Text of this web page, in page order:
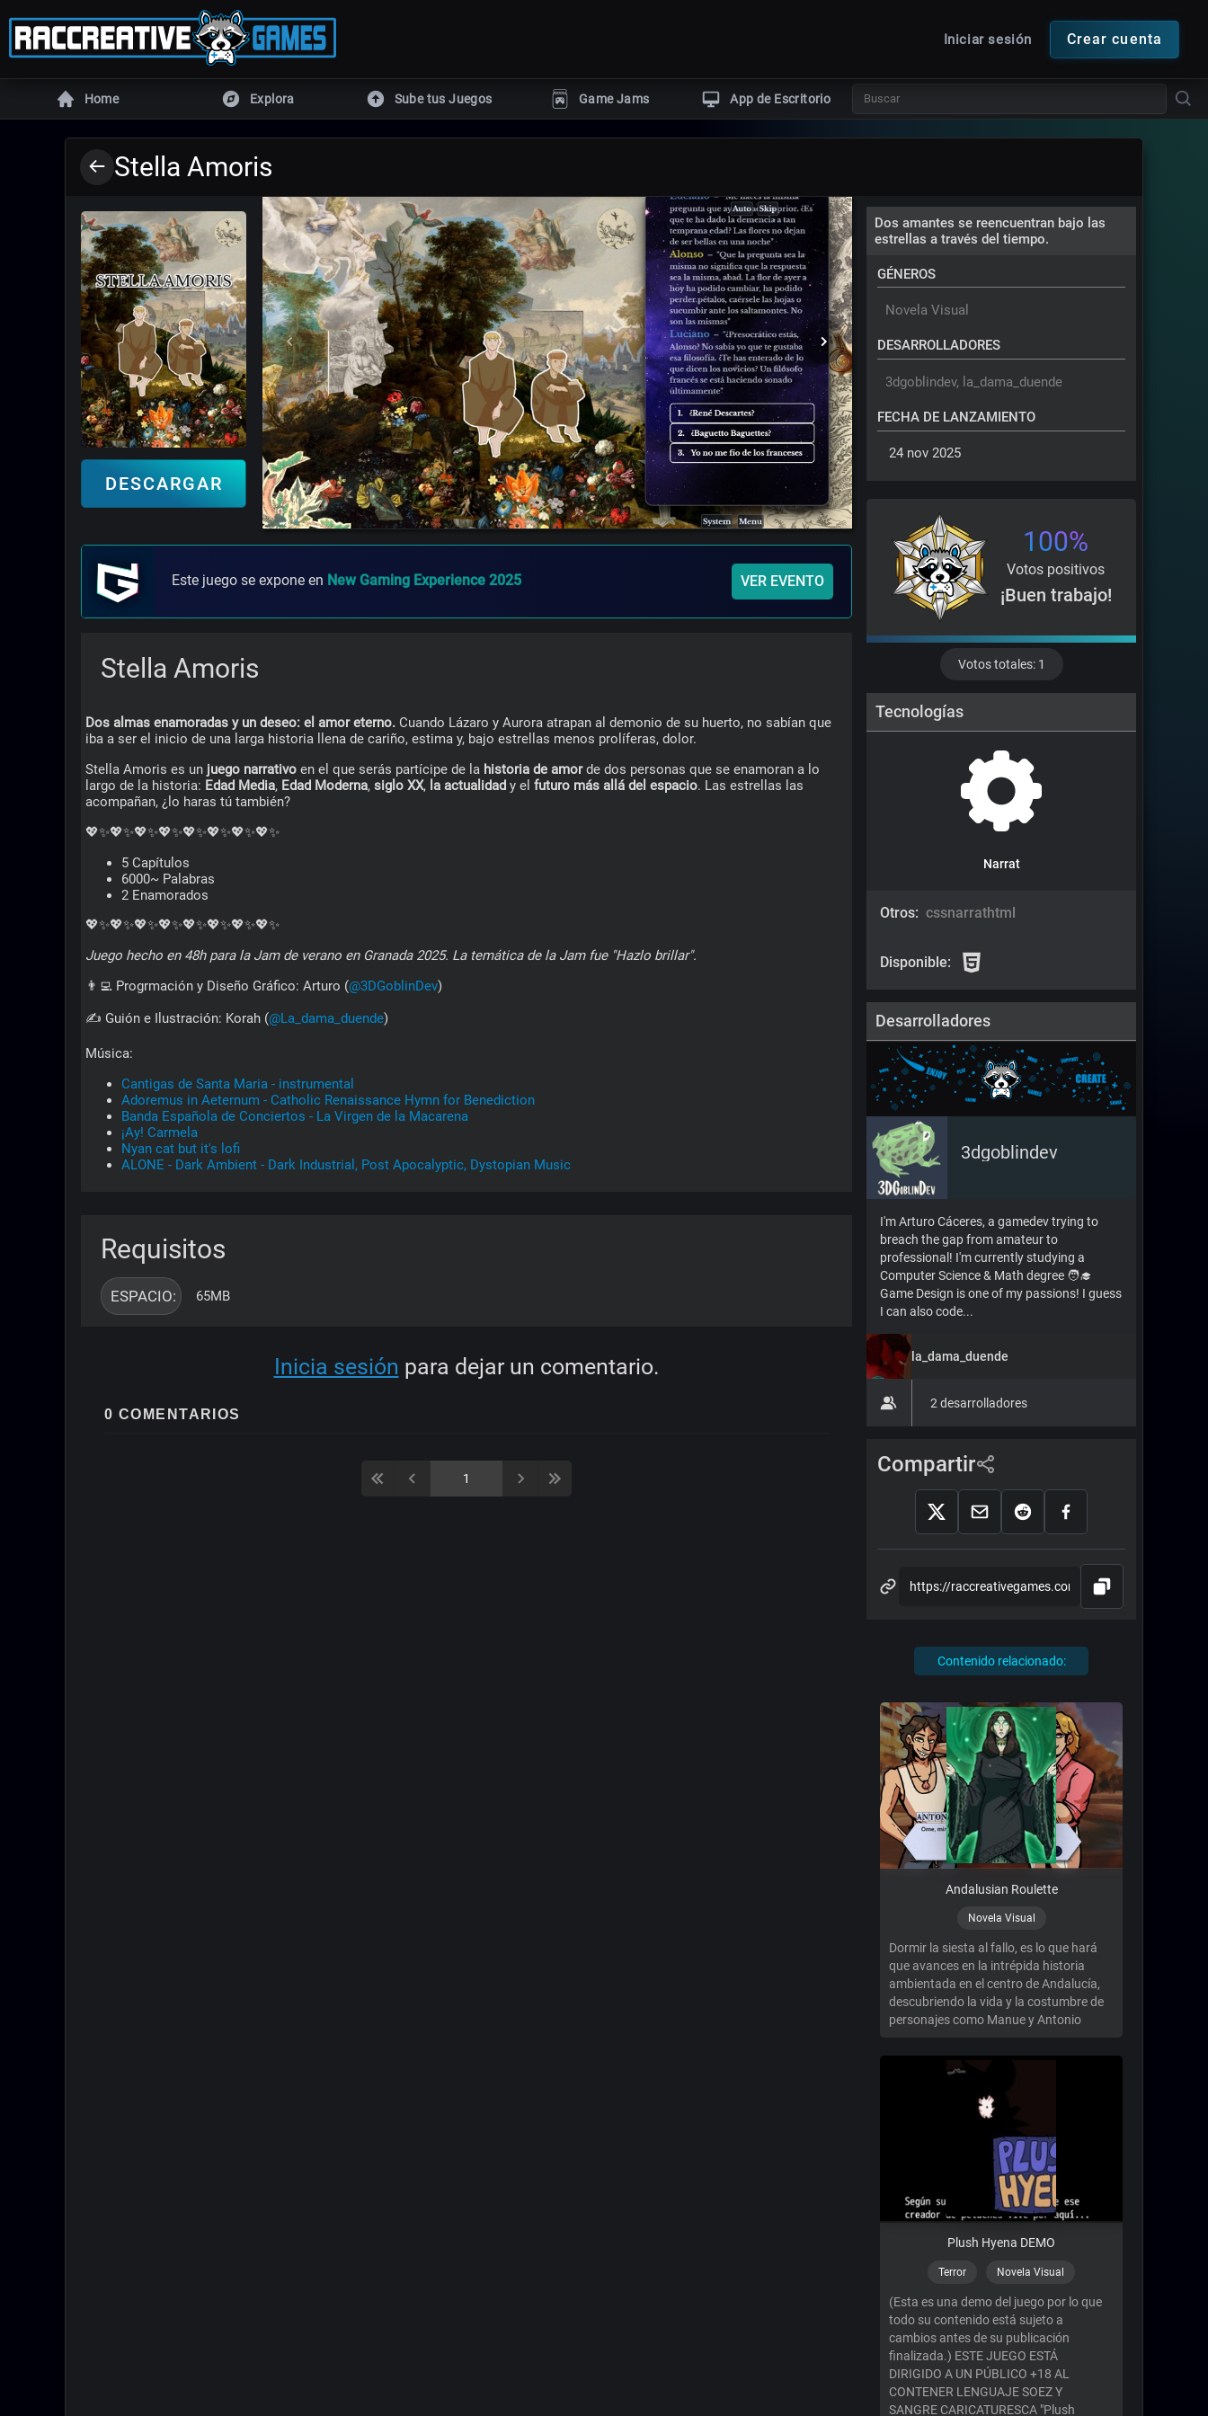
Iniciar sesión Crear cuenta
Home Explora
MOTORES
Defold DragonRuby
Armory Godot
GameMaker RPG Maker
GÉNEROS POPULARES
Aventura
Disparos
MÁS Todos los juegos Juegos HTML5 Con tutoriales dev Eventos
Sube tus Juegos Game Jams App de Escritorio
Stella Amoris
DESCARGAR
Este juego se expone en New Gaming Experience 2025 VER EVENTO
Stella Amoris
Dos almas enamoradas y un deseo: el amor eterno. Cuando Lázaro y Aurora atrapan al demonio de su huerto, no sabían que
iba a ser el inicio de una larga historia llena de cariño, estima y, bajo estrellas menos prolíferas, dolor.
Stella Amoris es un juego narrativo en el que serás partícipe de la historia de amor de dos personas que se enamoran a lo
largo de la historia: Edad Media, Edad Moderna, siglo XX, la actualidad y el futuro más allá del espacio. Las estrellas las
acompañan, ¿lo haras tú también?
💖✨💖✨💖✨💖✨💖✨💖✨💖✨💖✨
5 Capítulos
6000~ Palabras
2 Enamorados
💖✨💖✨💖✨💖✨💖✨💖✨💖✨💖✨
Juego hecho en 48h para la Jam de verano en Granada 2025. La temática de la Jam fue "Hazlo brillar".
👨‍💻 Progrmación y Diseño Gráfico: Arturo (@3DGoblinDev)
✍️ Guión e Ilustración: Korah (@La_dama_duende)
Música:
Cantigas de Santa Maria - instrumental
Adoremus in Aeternum - Catholic Renaissance Hymn for Benediction
Banda Española de Conciertos - La Virgen de la Macarena
¡Ay! Carmela
Nyan cat but it's lofi
ALONE - Dark Ambient - Dark Industrial, Post Apocalyptic, Dystopian Music
Requisitos
65MB
Inicia sesión para dejar un comentario.
0 COMENTARIOS
Dos amantes se reencuentran bajo las
estrellas a través del tiempo.
GÉNEROS
Novela Visual
DESARROLLADORES
3dgoblindev, la_dama_duende
FECHA DE LANZAMIENTO
24 nov 2025
100%
Votos positivos
¡Buen trabajo!
Votos totales: 1
Tecnologías
Narrat
Otros: cssnarrathtml
Disponible:
Desarrolladores
3dgoblindev
I'm Arturo Cáceres, a gamedev trying to
breach the gap from amateur to
professional! I'm currently studying a
Computer Science & Math degree 🧑‍🎓
Game Design is one of my passions! I guess
I can also code...
la_dama_duende
2 desarrolladores
Compartir
Contenido relacionado:
Andalusian Roulette
Novela Visual
Dormir la siesta al fallo, es lo que hará
que avances en la intrépida historia
ambientada en el centro de Andalucía,
descubriendo la vida y la costumbre de
personajes como Manue y Antonio
Plush Hyena DEMO
Terror Novela Visual
(Esta es una demo del juego por lo que
todo su contenido está sujeto a
cambios antes de su publicación
finalizada.) ESTE JUEGO ESTÁ
DIRIGIDO A UN PÚBLICO +18 AL
CONTENER LENGUAJE SOEZ Y
SANGRE CARICATURESCA "Plush